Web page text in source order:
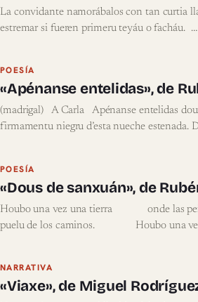
La convidante namorábalos con tan curtia
estremar si fueren primeru teyáu o facháu. …
POESÍA
«Apénanse entelidas», de
(madrigal) A Carla Apénanse entelidas
firmamentu niegru d’esta nueche estenada.
POESÍA
«Dous de sanxuán», de
Houbo una vez una tierra onde las
puelu de los caminos. Houbo una
NARRATIVA
«Viaxe», de Miguel